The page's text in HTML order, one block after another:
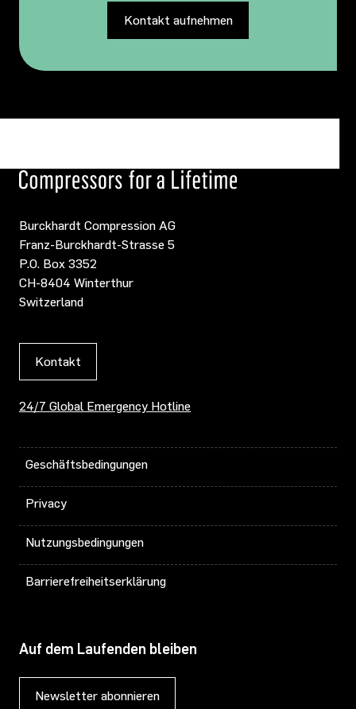
Kontakt aufnehmen
Burckhardt Compression AG
Franz-Burckhardt-Strasse 5
P.O. Box 3352
CH-8404 Winterthur
Switzerland
Kontakt
24/7 Global Emergency Hotline
Geschäftsbedingungen
Privacy
Nutzungsbedingungen
Barrierefreiheitserklärung
Auf dem Laufenden bleiben
Newsletter abonnieren